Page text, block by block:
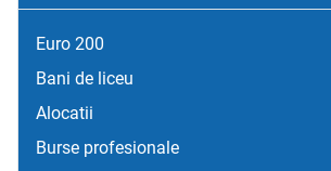
Euro 200
Bani de liceu
Alocatii
Burse profesionale